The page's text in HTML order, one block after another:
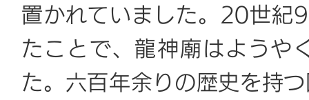
置かれていました。20世紀
たことで、龍神廟はようや
た。六百年余りの歴史を持